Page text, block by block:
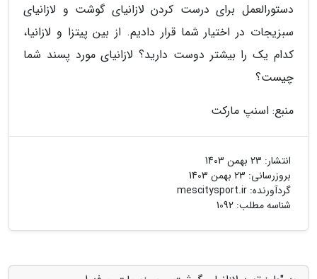
دستورالعمل برای درست کردن لازانیای گوشت و لازانیای
سبزیجات در اختیار شما قرار دادیم. از بین پیتزا و لازانیا،
کدام یک را بیشتر دوست دارید؟ لازانیای مورد پسند شما
چیست؟
منبع: اسنپ مارکت
انتشار: 23 بهمن 1403
بروزرسانی: 23 بهمن 1403
گردآورنده: mescitysport.ir
شناسه مطلب: 1092